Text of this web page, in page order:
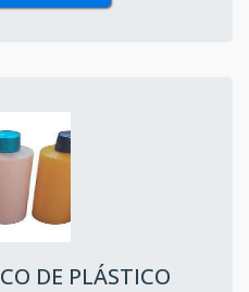
DE PLÁSTICO